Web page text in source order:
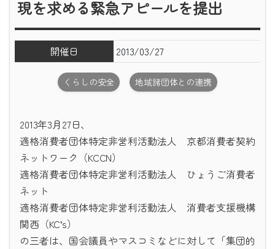
現を求める緊急アピールを提出
開催日 2013/03/27
くらしの安全 地域諸団体との連携
2013年3月27日、
適格消費者団体特定非営利活動法人 京都消費者契約
ネットワーク（KCCN）
適格消費者団体特定非営利活動法人 ひょうご消費者
ネット
適格消費者団体特定非営利活動法人 消費者支援機構
関西（KC’s）
の三者は、国会議員やマスコミなどに対して「集団的